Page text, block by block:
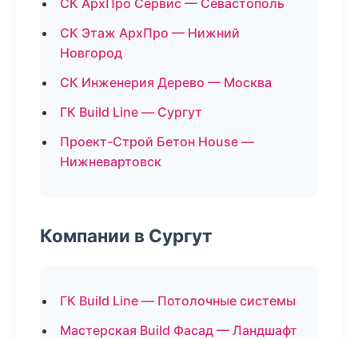
СК АрхПро Сервис — Севастополь
СК Этаж АрхПро — Нижний
Новгород
СК Инженерия Дерево — Москва
ГК Build Line — Сургут
Проект-Строй Бетон House —
Нижневартовск
Компании в Сургут
ГК Build Line — Потолочные системы
Мастерская Build Фасад — Ландшафт